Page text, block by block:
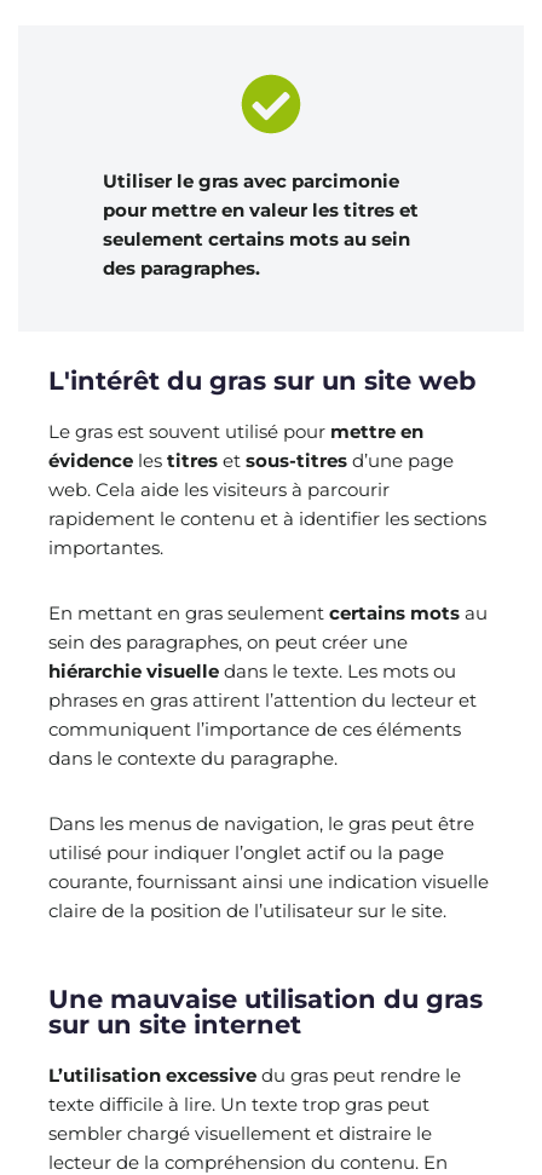
Utiliser le gras avec parcimonie
pour mettre en valeur les titres et
seulement certains mots au sein
des paragraphes.
L'intérêt du gras sur un site web
Le gras est souvent utilisé pour mettre en
évidence les titres et sous-titres d’une page
web. Cela aide les visiteurs à parcourir
rapidement le contenu et à identifier les sections
importantes.
En mettant en gras seulement certains mots au
sein des paragraphes, on peut créer une
hiérarchie visuelle dans le texte. Les mots ou
phrases en gras attirent l’attention du lecteur et
communiquent l’importance de ces éléments
dans le contexte du paragraphe.
Dans les menus de navigation, le gras peut être
utilisé pour indiquer l’onglet actif ou la page
courante, fournissant ainsi une indication visuelle
claire de la position de l’utilisateur sur le site.
Une mauvaise utilisation du gras
sur un site internet
L’utilisation excessive du gras peut rendre le
texte difficile à lire. Un texte trop gras peut
sembler chargé visuellement et distraire le
lecteur de la compréhension du contenu. En